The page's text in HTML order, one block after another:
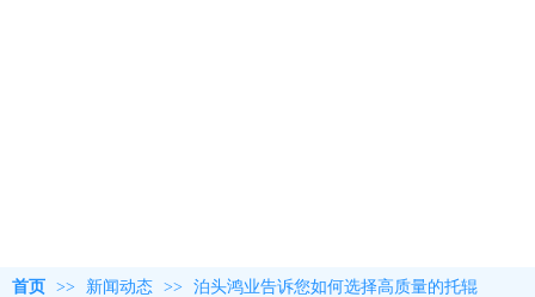
首页 >> 新闻动态 >> 泊头鸿业告诉您如何选择高质量的托辊